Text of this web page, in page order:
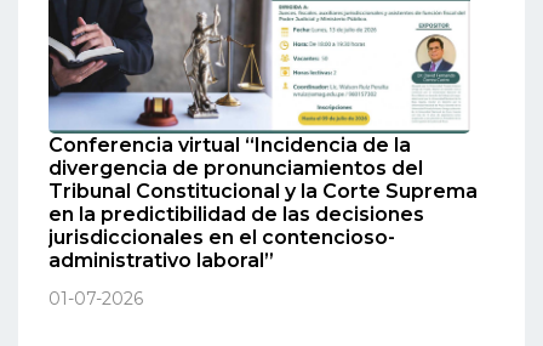
Conferencia virtual “Incidencia de la
divergencia de pronunciamientos del
Tribunal Constitucional y la Corte Suprema
en la predictibilidad de las decisiones
jurisdiccionales en el contencioso-
administrativo laboral”
01-07-2026